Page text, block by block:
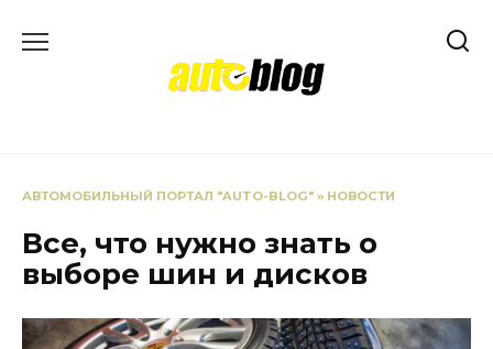
АВТОМОБИЛЬНЫЙ ПОРТАЛ "AUTO-BLOG" » НОВОСТИ
Все, что нужно знать о
выборе шин и дисков